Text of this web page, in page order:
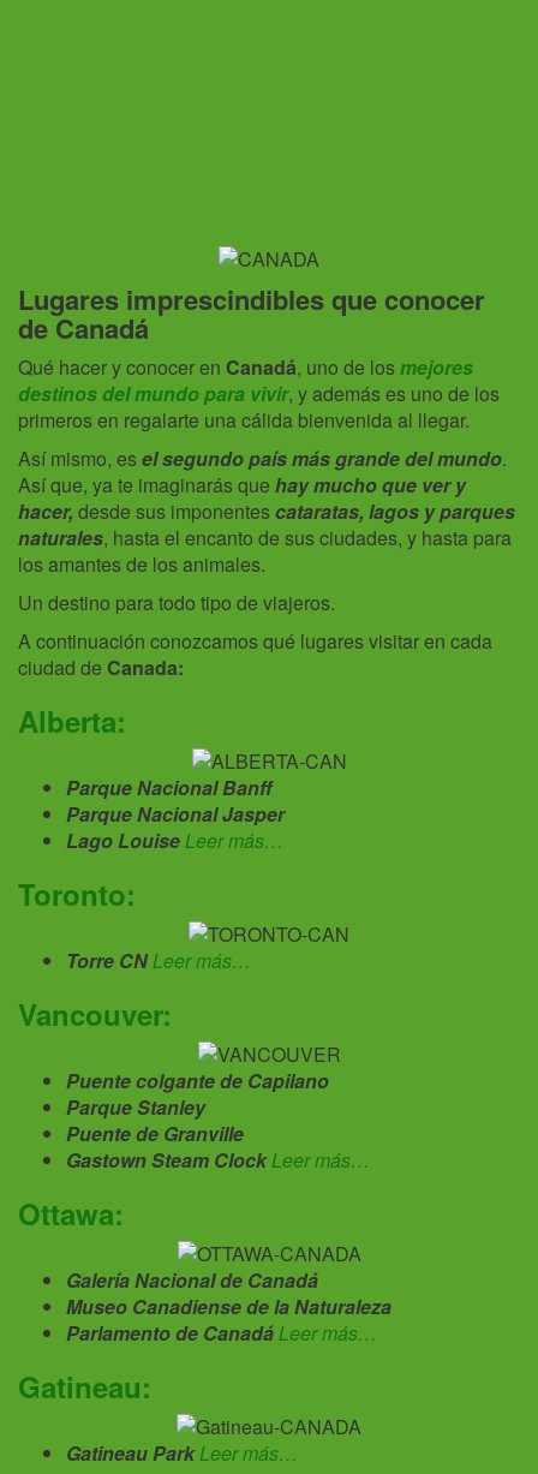
Lugares imprescindibles que conocer
de Canadá
Qué hacer y conocer en Canadá, uno de losmejores
destinos del mundo para vivir, y además es uno de los
primeros en regalarte una cálida bienvenida al llegar.
Así mismo, esel segundo país más grande del mundo.
Así que, ya te imaginarás que hay mucho que ver y
hacer, desde sus imponentescataratas, lagos y parques
naturales, hasta el encanto de sus ciudades, y hasta para
los amantes de los animales.
Un destino para todo tipo de viajeros.
A continuación conozcamos qué lugares visitar en cada
ciudad de Canada:
Alberta:
Parque Nacional Banff
Parque Nacional Jasper
Lago LouiseLeer más…
Toronto:
Torre CNLeer más…
Vancouver:
Puente colgante de Capilano
Parque Stanley
Puente de Granville
Gastown Steam ClockLeer más…
Ottawa:
Galería Nacional de Canadá
Museo Canadiense de la Naturaleza
Parlamento de CanadáLeer más…
Gatineau:
Gatineau ParkLeer más…